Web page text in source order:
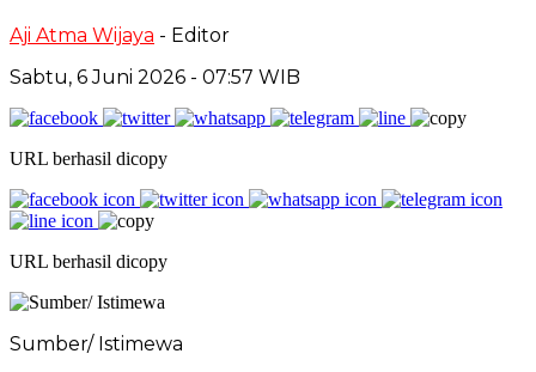
Aji Atma Wijaya - Editor
Sabtu, 6 Juni 2026 - 07:57 WIB
URL berhasil dicopy
URL berhasil dicopy
Sumber/ Istimewa